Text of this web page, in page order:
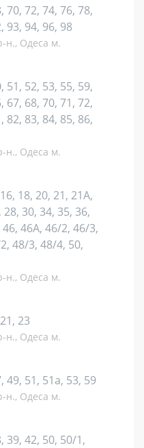
70, 72, 74, 76, 78,
93, 94, 96, 98
н., Одеса м.
51, 52, 53, 55, 59,
67, 68, 70, 71, 72,
82, 83, 84, 85, 86,
н., Одеса м.
18, 20, 21, 21А,
30, 34, 35, 36,
46А, 46/2, 46/3,
48/3, 48/4, 50,
н., Одеса м.
23
н., Одеса м.
49, 51, 51а, 53, 59
н., Одеса м.
39, 42, 50, 50/1,